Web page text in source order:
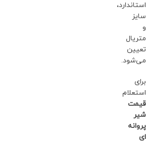
استاندارد،
سایز
و
متریال
تعیین
می‌شود.
برای
استعلام
قیمت
شیر
پروانه
ای